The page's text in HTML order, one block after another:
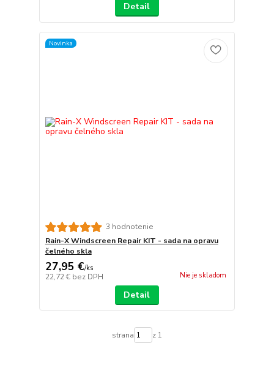
Detail
Novinka
3 hodnotenie
Rain-X Windscreen Repair KIT - sada na opravu
čelného skla
27,95 €/ks
22,72 € bez DPH Nie je skladom
Detail
strana z 1